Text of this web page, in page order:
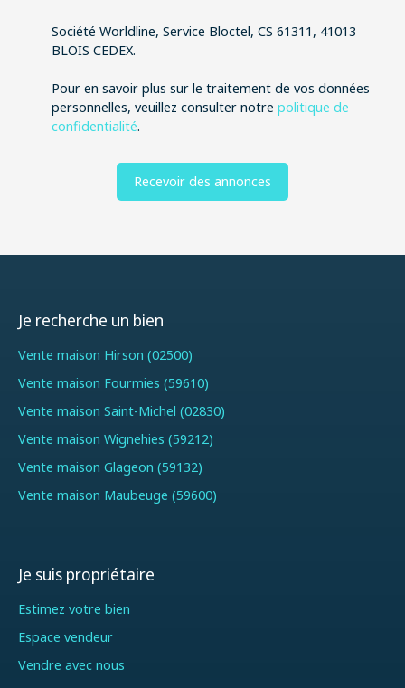
Société Worldline, Service Bloctel, CS 61311, 41013
BLOIS CEDEX.
Pour en savoir plus sur le traitement de vos données
personnelles, veuillez consulter notre politique de
confidentialité.
Recevoir des annonces
Je recherche un bien
Vente maison Hirson (02500)
Vente maison Fourmies (59610)
Vente maison Saint-Michel (02830)
Vente maison Wignehies (59212)
Vente maison Glageon (59132)
Vente maison Maubeuge (59600)
Je suis propriétaire
Estimez votre bien
Espace vendeur
Vendre avec nous